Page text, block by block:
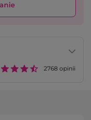
2768 opinii